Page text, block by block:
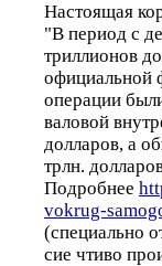
Настоящая
"В период с
триллионов
официальной
операции
валовой
долларов, а
трлн.
Подробнее
vokrug-
(специально
сие чтиво